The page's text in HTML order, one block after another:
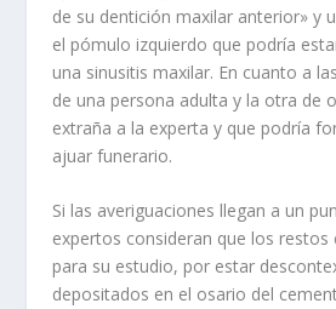
de su dentición maxilar anterior» y
el pómulo izquierdo que podría
una sinusitis maxilar. En cuanto a
de una persona adulta y la otra de
extraña a la experta y que podría
ajuar funerario.
Si las averiguaciones llegan a un
expertos consideran que los restos
para su estudio, por estar
depositados en el osario del